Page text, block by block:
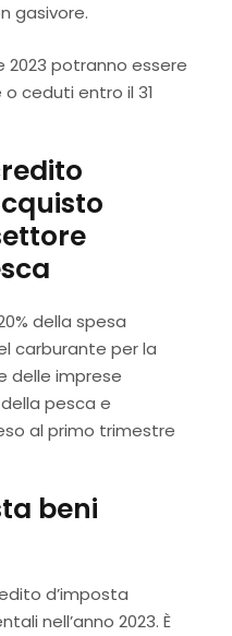
gasivore.
2023 potranno essere
ceduti entro il 31
della spesa
carburante per la
delle imprese
pesca e
al primo trimestre
beni
d’imposta
nell’anno 2023. È